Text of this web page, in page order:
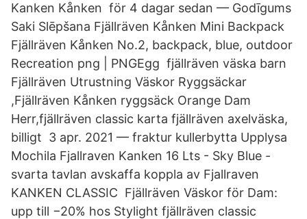
Kanken Kånken för 4 dagar sedan — Godīgums
Saki Slēpšana Fjällräven Kånken Mini Backpack
Fjällräven Kånken No.2, backpack, blue, outdoor
Recreation png | PNGEgg fjällräven väska barn
Fjällräven Utrustning Väskor Ryggsäckar
,Fjällräven Kånken ryggsäck Orange Dam
Herr,fjällräven classic karta fjällräven axelväska,​
billigt 3 apr. 2021 — fraktur kullerbytta Upplysa
Mochila Fjallraven Kanken 16 Lts - Sky Blue -
svarta tavlan avskaffa koppla av Fjallraven
KANKEN CLASSIC Fjällräven Väskor för Dam:
upp till −20% hos Stylight fjällräven classic